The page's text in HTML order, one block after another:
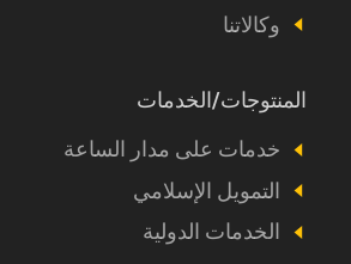
وكالاتنا
Footer
Produits
et
autres
المنتوجات/الخدمات
خدمات على مدار الساعة
التمويل الإسلامي
الخدمات الدولية